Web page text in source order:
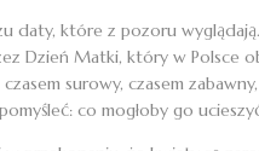
daty, które z pozoru
Dzień Matki, który w Polsce
surowy, czasem
co mogłoby go